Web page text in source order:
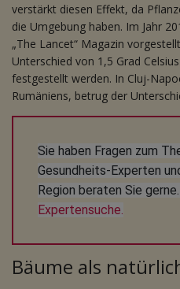
verstärkt diesen Effekt, da
die Umgebung haben. Im Jahr
„The Lancet“ Magazin
Unterschied von 1,5 Grad
festgestellt werden. In Cluj-
Rumäniens, betrug der
Sie haben Fragen zum
Gesundheits-Experten
Region beraten Sie gerne.
Expertensuche.
Bäume als